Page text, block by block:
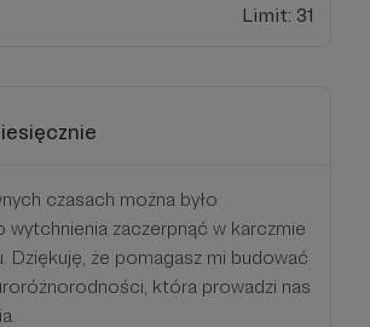
Limit: 31
czasach można było
wytchnienia zaczerpnąć w karczmie
Dziękuję, że pomagasz mi budować
która prowadzi nas